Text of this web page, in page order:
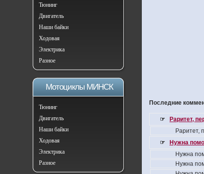
Тюнинг
Двигатель
Наши байки
Ходовая
Электрика
Разное
Мотоциклы МИНСК
Тюнинг
Двигатель
Наши байки
Ходовая
Электрика
Разное
Последние
☞
Раритет,
Раритет,
☞
Нужна
Нужна
Нужна